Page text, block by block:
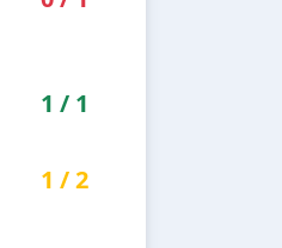
1 / 1
1 /2